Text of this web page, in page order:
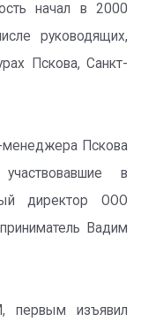
начал в 2000
руководящих,
Пскова, Санкт-
менеджера Пскова
в
директор ООО
Вадим
первым изъявил